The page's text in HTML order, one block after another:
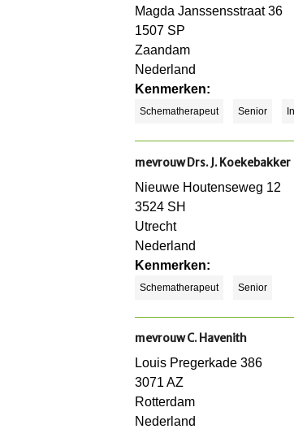
Magda Janssensstraat 36
1507 SP
Zaandam
Nederland
Kenmerken:
Schematherapeut Senior
mevrouw Drs. J. Koekebakker
Nieuwe Houtenseweg 12
3524 SH
Utrecht
Nederland
Kenmerken:
Schematherapeut Senior
mevrouw C. Havenith
Louis Pregerkade 386
3071 AZ
Rotterdam
Nederland